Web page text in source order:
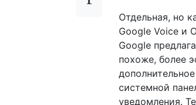
Отдельная, но
Google Voice и
Google
похоже, более
системной
уведомления.